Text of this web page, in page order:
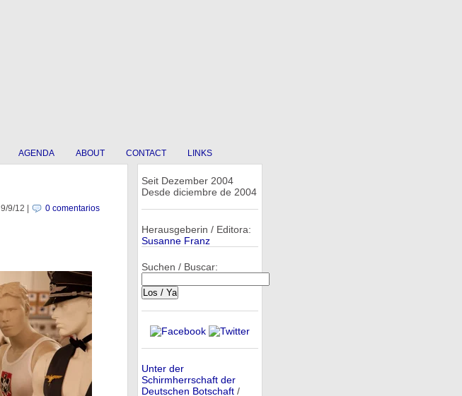
AGENDA ABOUT CONTACT LINKS
9/9/12 0 comentarios
Seit Dezember 2004
Desde diciembre de 2004
Herausgeberin / Editora:
Susanne Franz
Suchen / Buscar:
Unter der
Schirmherrschaft der
Deutschen Botschaft/